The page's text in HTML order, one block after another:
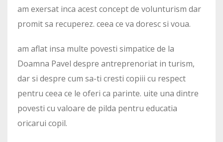
am exersat inca acest concept de volunturism dar
promit sa recuperez. ceea ce va doresc si voua.
am aflat insa multe povesti simpatice de la
Doamna Pavel despre antreprenoriat in turism,
dar si despre cum sa-ti cresti copiii cu respect
pentru ceea ce le oferi ca parinte. uite una dintre
povesti cu valoare de pilda pentru educatia
oricarui copil.